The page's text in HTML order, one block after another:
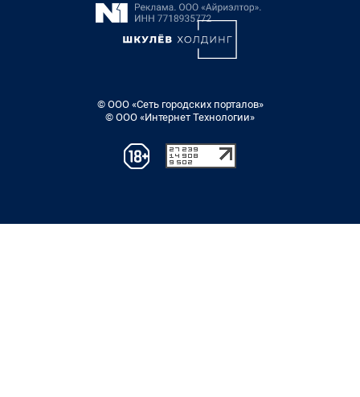
© ООО «Сеть городских порталов»
© ООО «Интернет Технологии»